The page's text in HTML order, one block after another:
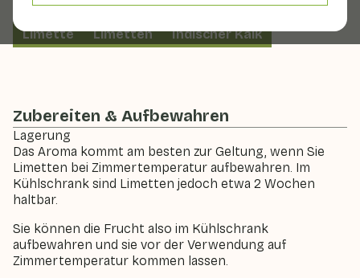
Limette
Limetten Indischer Kalk
Zubereiten & Aufbewahren
Lagerung
Das Aroma kommt am besten zur Geltung, wenn Sie
Limetten bei Zimmertemperatur aufbewahren. Im
Kühlschrank sind Limetten jedoch etwa 2 Wochen
haltbar.
Sie können die Frucht also im Kühlschrank
aufbewahren und sie vor der Verwendung auf
Zimmertemperatur kommen lassen.